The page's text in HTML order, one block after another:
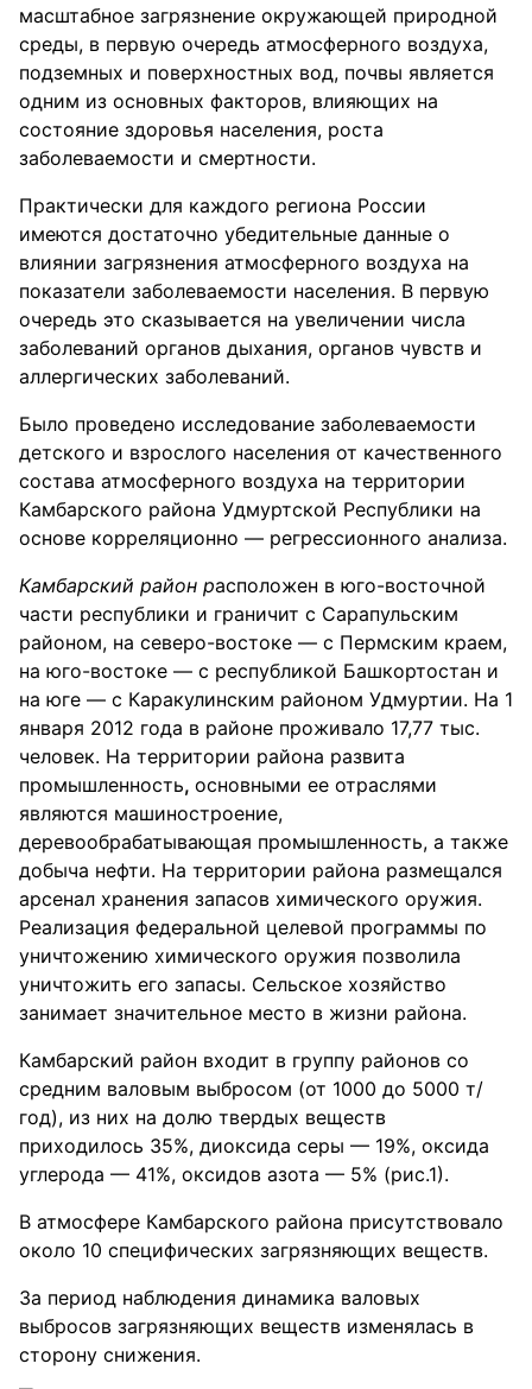
масштабное загрязнение окружающей природной
среды, в первую очередь атмосферного воздуха,
подземных и поверхностных вод, почвы является
одним из основных факторов, влияющих на
состояние здоровья населения, роста
заболеваемости и смертности.
Практически для каждого региона России
имеются достаточно убедительные данные о
влиянии загрязнения атмосферного воздуха на
показатели заболеваемости населения. В первую
очередь это сказывается на увеличении числа
заболеваний органов дыхания, органов чувств и
аллергических заболеваний.
Было проведено исследование заболеваемости
детского и взрослого населения от качественного
состава атмосферного воздуха на территории
Камбарского района Удмуртской Республики на
основе корреляционно — регрессионного анализа.
Камбарский район расположен в юго-восточной
части республики и граничит с Сарапульским
районом, на северо-востоке — с Пермским краем,
на юго-востоке — с республикой Башкортостан и
на юге — с Каракулинским районом Удмуртии. На 1
января 2012 года в районе проживало 17,77 тыс.
человек. На территории района развита
промышленность, основными ее отраслями
являются машиностроение,
деревообрабатывающая промышленность, а также
добыча нефти. На территории района размещался
арсенал хранения запасов химического оружия.
Реализация федеральной целевой программы по
уничтожению химического оружия позволила
уничтожить его запасы. Сельское хозяйство
занимает значительное место в жизни района.
Камбарский район входит в группу районов со
средним валовым выбросом (от 1000 до 5000 т/
год), из них на долю твердых веществ
приходилось 35%, диоксида серы — 19%, оксида
углерода — 41%, оксидов азота — 5% (рис.1).
В атмосфере Камбарского района присутствовало
около 10 специфических загрязняющих веществ.
За период наблюдения динамика валовых
выбросов загрязняющих веществ изменялась в
сторону снижения.